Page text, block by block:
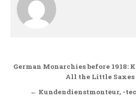
German Monarchies before 1918:
All the Little Saxes
← Kundendienstmonteur, -